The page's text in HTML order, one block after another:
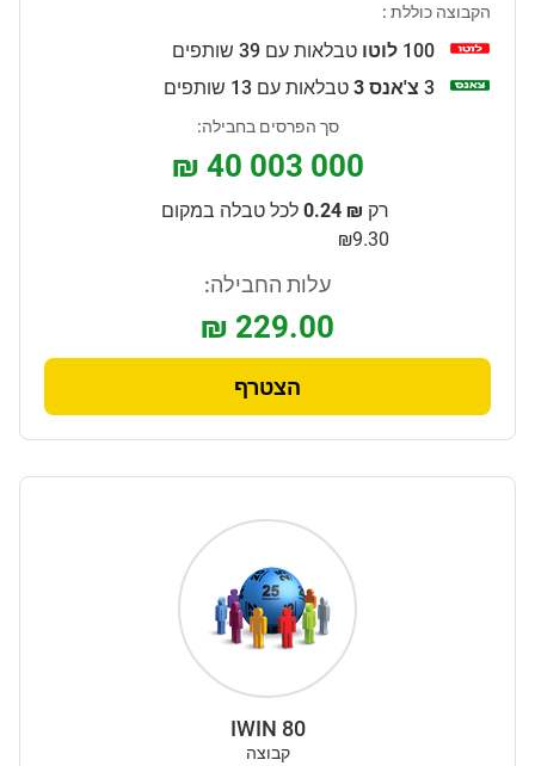
הקבוצה כוללת :
100 לוטו טבלאות עם 39 שותפים
3 צ'אנס 3 טבלאות עם 13 שותפים
סך הפרסים בחבילה:
₪ 40 003 000
רק ₪ 0.24
לכל טבלה במקום
₪9.30
עלות החבילה:
₪ 229.00
הצטרף
IWIN 80
קבוצה